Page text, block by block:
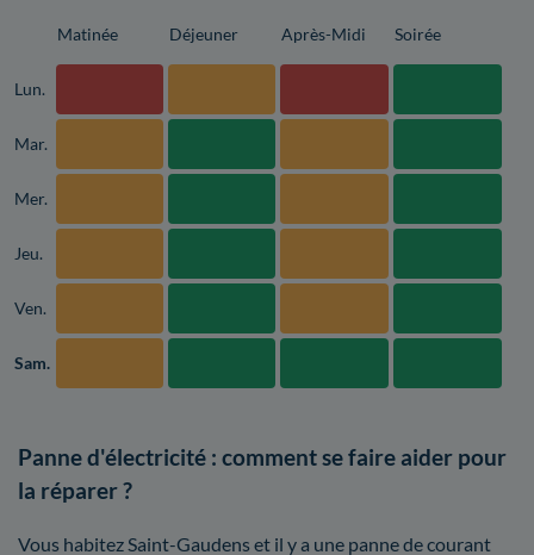
Matinée Déjeuner Après-Midi Soirée
Lun.
Mar.
Mer.
Jeu.
Ven.
Sam.
Panne d'électricité : comment se faire aider pour
la réparer ?
Vous habitez Saint-Gaudens et il y a une panne de courant